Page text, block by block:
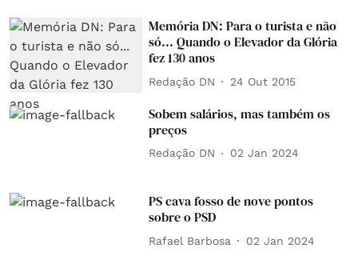
Memória DN: Para o turista e não
só... Quando o Elevador da Glória
fez 130 anos
Redação DN 24 Out 2015
Sobem salários, mas também os
preços
Redação DN 02 Jan 2024
PS cava fosso de nove pontos
sobre o PSD
Rafael Barbosa 02 Jan 2024